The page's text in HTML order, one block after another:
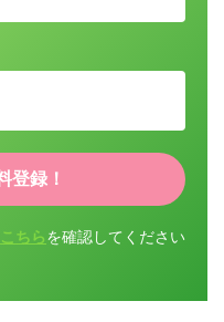
こちら を確認してください